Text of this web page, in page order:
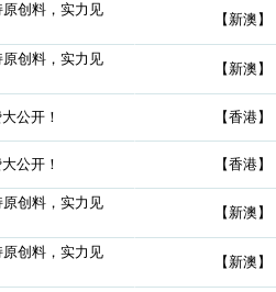
创料，实力见
【新澳】
创料，实力见
【新澳】
公开！ 【香港】
公开！ 【香港】
创料，实力见
【新澳】
创料，实力见
【新澳】